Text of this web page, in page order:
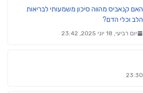
האם קנאביס מהווה סיכון משמעותי לבריאות
הלב וכלי הדם?
יום רביעי, 18 יוני 2025, 23:42